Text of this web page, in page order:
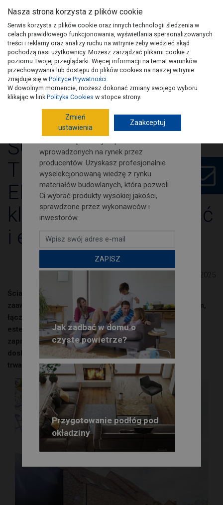
Wydania PSB Artykuły Kontakt
ŚCIANA
TRÓJWARSTWOWA Z
ELEWACJĄ z cegły
klinkierowej – trwałość
i estetyka
Ściana trójwarstwowa to jedno z najbardziej
zaawansowanych rozwiązań w budownictwie murowanym,
łączące wysokie parametry izolacyjne z ponadczasową
estetyką elewacji z cegły klinkierowej. Odpowiednio
zaprojektowana i wykonana konstrukcja zapewnia
doskonałą ochronę cieplną, akustyczną oraz wyjątkową
trwałość.
Jak zadbać w domu o
czyste powietrze?
Przygotowanie podłóg pod
okładziny
Zamów nasz newsletter i śledź
na bieżąco nowości i porady
budowlano-remontowe!
Na naszej stronie znajdziesz porady
dotyczące poszczególnych etapów
budowy domu. Jak również wypowiedzi i
opinie fachowców budowlanych.
wprowadzonych na rynek przez
producentów. Uzyskasz profesjonalnie
wyselekcjonowaną wiedzę z rynku
materiałów budowlanych, która pozwoli
Ci wybrać produkty wysokiej jakości,
sprawdzone przez wykonawców i
inwestorów.
ZAPISZ
Nasza strona korzysta z plików cookie
Serwis korzysta z plików cookie oraz innych technologii śledzenia w
celach prawidłowego funkcjonowania, wyświetlania spersonalizowanych
treści i reklamy oraz analizy ruchu na witrynie żeby wiedzieć skąd
pochodzą nasi użytkownicy. Możesz zarządzać plikami cookie z
poziomu Twojej przeglądarki. Więcej informacji na temat warunków
przechowywania lub dostępu do plików cookies na naszej witrynie
znajduje się w Polityce Prywatności.
W dowolnym momencie, możesz dokonać zmiany swojego wyboru
klikając w link Polityka Cookies w stopce strony.
Zmień
ustawienia
Zaakceptuj